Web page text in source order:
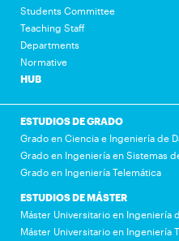
Students Committee
Teaching Staff
Departments
Normative
HUB
ESTUDIOS DE GRADO
Grado en Ciencia e Ingeniería de
Grado en Ingeniería en Sistemas
Grado en Ingeniería Telemática
ESTUDIOS DE MÁSTER
Máster Universitario en Ingeniería
Máster Universitario en Ingeniería